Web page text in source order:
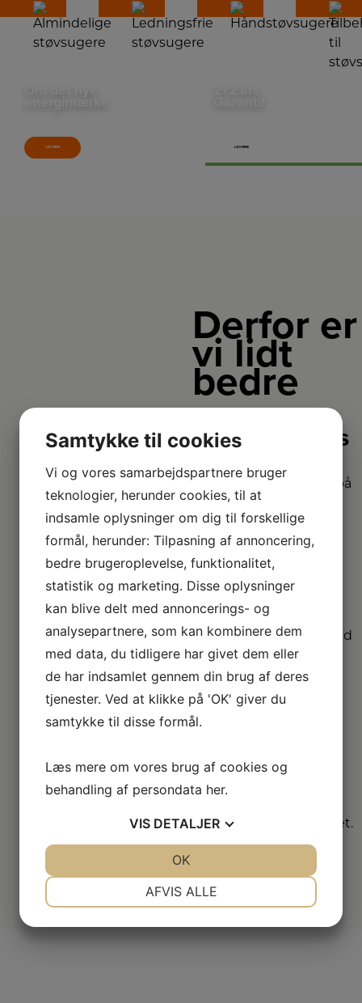
LÆS MERE LÆS MERE
Derfor er
vi lidt
bedre
2+2 års
garanti
Vi har udvidet garanti på
udvalgte produkter
– så du er sikret i 4 år.
Stort
sortiment
Vi har et af Danmarks
største sortimenter med
alle de kendte
varemærker.
DK
Vælg mellem mange
forhandlere i hele landet.
Samtykke til cookies
Vi og vores samarbejdspartnere bruger
teknologier, herunder cookies, til at
indsamle oplysninger om dig til forskellige
formål, herunder: Tilpasning af annoncering,
bedre brugeroplevelse, funktionalitet,
statistik og marketing. Disse oplysninger
kan blive delt med annoncerings- og
analysepartnere, som kan kombinere dem
med data, du tidligere har givet dem eller
de har indsamlet gennem din brug af deres
tjenester. Ved at klikke på 'OK' giver du
samtykke til disse formål.
Læs mere om vores brug af cookies og
behandling af persondata her.
VIS DETALJER
AFVIS ALLE
OK